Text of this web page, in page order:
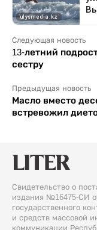
Следующая новость
13-летний
сестру
Предыдущая новость
Масло вместо
встревожил
Свидетельство о
издания №16475-СИ
государственного
и средств массовой
коммуникации